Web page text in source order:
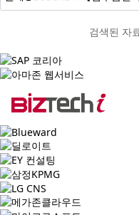
검색된 자